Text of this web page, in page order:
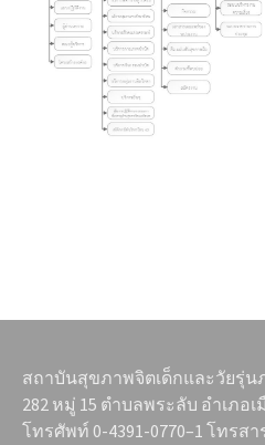
สถาบันสุขภาพจิตเด็กและวัยรุ่น
282 หมู่ 15 ตำบลพระลับ อำเภอ
โทรศัพท์ 0-4391-0770–1 โทรสา